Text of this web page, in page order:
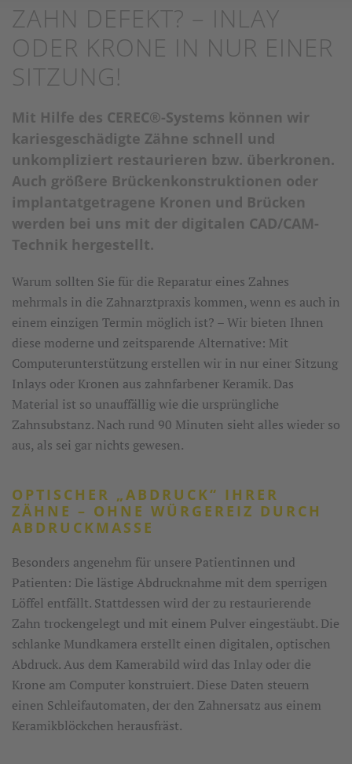
ZAHN DEFEKT? – INLAY
ODER KRONE IN NUR EINER
SITZUNG!
Mit Hilfe des CEREC®-Systems können wir
kariesgeschädigte Zähne schnell und
unkompliziert restaurieren bzw. überkronen.
Auch größere Brückenkonstruktionen oder
implantatgetragene Kronen und Brücken
werden bei uns mit der digitalen CAD/CAM-
Technik hergestellt.
Warum sollten Sie für die Reparatur eines Zahnes
mehrmals in die Zahnarztpraxis kommen, wenn es auch in
einem einzigen Termin möglich ist? – Wir bieten Ihnen
diese moderne und zeitsparende Alternative: Mit
Computerunterstützung erstellen wir in nur einer Sitzung
Inlays oder Kronen aus zahnfarbener Keramik. Das
Material ist so unauffällig wie die ursprüngliche
Zahnsubstanz. Nach rund 90 Minuten sieht alles wieder so
aus, als sei gar nichts gewesen.
OPTISCHER „ABDRUCK“ IHRER
ZÄHNE – OHNE WÜRGEREIZ DURCH
ABDRUCKMASSE
Besonders angenehm für unsere Patientinnen und
Patienten: Die lästige Abdrucknahme mit dem sperrigen
Löffel entfällt. Stattdessen wird der zu restaurierende
Zahn trockengelegt und mit einem Pulver eingestäubt. Die
schlanke Mundkamera erstellt einen digitalen, optischen
Abdruck. Aus dem Kamerabild wird das Inlay oder die
Krone am Computer konstruiert. Diese Daten steuern
einen Schleifautomaten, der den Zahnersatz aus einem
Keramikblöckchen herausfräst.